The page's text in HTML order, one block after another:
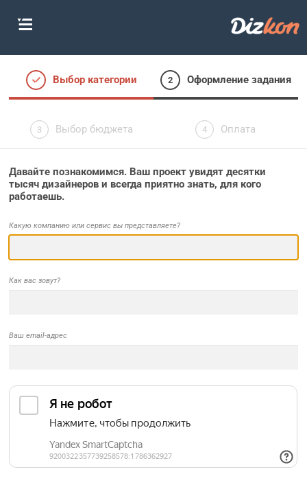
Выбор категории Оформление задания
Выбор бюджета Оплата
Давайте познакомимся. Ваш проект увидят десятки
тысяч дизайнеров и всегда приятно знать, для кого
работаешь.
Какую компанию или сервис вы представляете?
Как вас зовут?
Ваш email-адрес